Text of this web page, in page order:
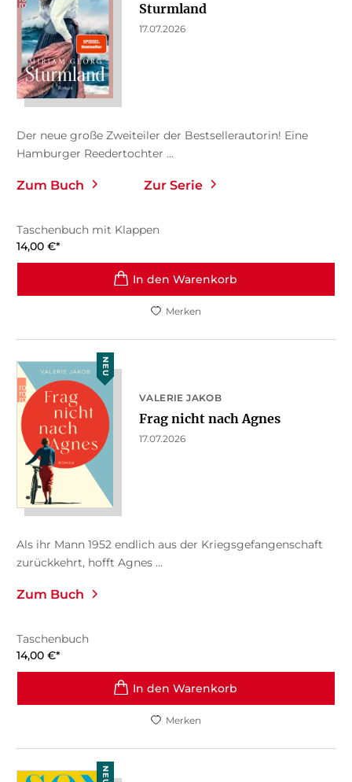
Sturmland
17.07.2026
Der neue große Zweiteiler der Bestsellerautorin! Eine
Hamburger Reedertochter ...
Zum Buch Zur Serie
Taschenbuch mit Klappen
14,00 €*
In den Warenkorb
Merken
NEU
VALERIE JAKOB
Frag nicht nach Agnes
17.07.2026
Als ihr Mann 1952 endlich aus der Kriegsgefangenschaft
zurückkehrt, hofft Agnes ...
Zum Buch
Taschenbuch
14,00 €*
In den Warenkorb
Merken
NEU